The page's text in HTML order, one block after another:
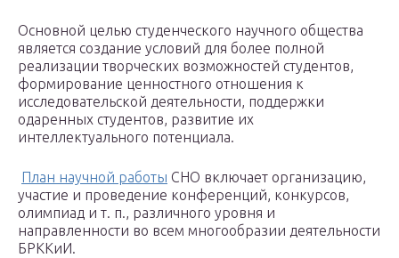
Основной целью студенческого научного общества
является создание условий для более полной
реализации творческих возможностей студентов,
формирование ценностного отношения к
исследовательской деятельности, поддержки
одаренных студентов, развитие их
интеллектуального потенциала.
План научной работы СНО включает организацию,
участие и проведение конференций, конкурсов,
олимпиад и т. п., различного уровня и
направленности во всем многообразии деятельности
БРККиИ.